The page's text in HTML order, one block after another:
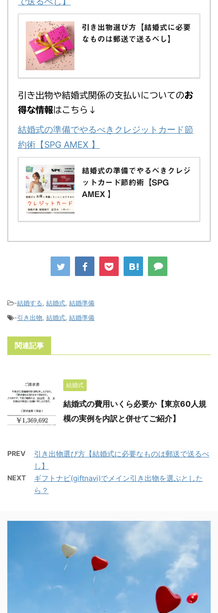
引き出物選び方【結婚式に必要
なものは郵送で送るべし】
引き出物や結婚式関係の支払いについてのお
得な情報はこちら↓
結婚式の準備でやるべきクレジットカード節
約術【SPG AMEX 】
結婚式の準備でやるべきクレジ
ットカード節約術【SPG
AMEX 】
-結婚する 結婚式 結婚準備
-引き出物 結婚式 結婚準備
関連記事
結婚式
結婚式の費用いくら必要か【東京60人規
模の実例を内訳と併せてご紹介】
PREV
引き出物選び方【結婚式に必要なものは郵送で送るべ
し】
NEXT
ギフトナビ(giftnavi)でメイン引き出物を選ぶとした
ら？